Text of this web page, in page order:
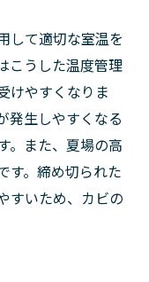
して適切な室温を
こうした温度管理
けやすくなりま
発生しやすくなる
。また、夏場の高
す。締め切られた
すいため、カビの